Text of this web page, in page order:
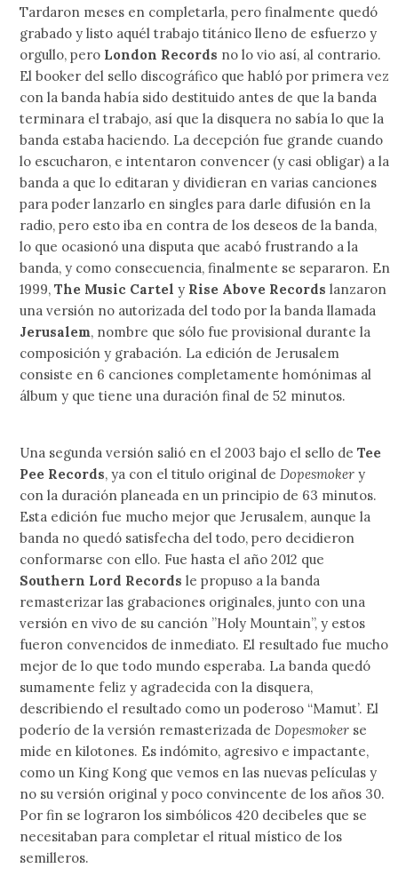
Tardaron meses en completarla, pero finalmente quedó
grabado y listo aquél trabajo titánico lleno de esfuerzo y
orgullo, pero London Records no lo vio así, al contrario.
El booker del sello discográfico que habló por primera vez
con la banda había sido destituido antes de que la banda
terminara el trabajo, así que la disquera no sabía lo que la
banda estaba haciendo. La decepción fue grande cuando
lo escucharon, e intentaron convencer (y casi obligar) a la
banda a que lo editaran y dividieran en varias canciones
para poder lanzarlo en singles para darle difusión en la
radio, pero esto iba en contra de los deseos de la banda,
lo que ocasionó una disputa que acabó frustrando a la
banda, y como consecuencia, finalmente se separaron. En
1999, The Music Cartel y Rise Above Records lanzaron
una versión no autorizada del todo por la banda llamada
Jerusalem, nombre que sólo fue provisional durante la
composición y grabación. La edición de Jerusalem
consiste en 6 canciones completamente homónimas al
álbum y que tiene una duración final de 52 minutos.
Una segunda versión salió en el 2003 bajo el sello deTee
Pee Records, ya con el titulo original deDopesmoker y
con la duración planeada en un principio de 63 minutos.
Esta edición fue mucho mejor que Jerusalem, aunque la
banda no quedó satisfecha del todo, pero decidieron
conformarse con ello. Fue hasta el año 2012 que
Southern Lord Records le propuso a la banda
remasterizar las grabaciones originales, junto con una
versión en vivo de su canción ”Holy Mountain”, y estos
fueron convencidos de inmediato. El resultado fue mucho
mejor de lo que todo mundo esperaba. La banda quedó
sumamente feliz y agradecida con la disquera,
describiendo el resultado como un poderoso “Mamut’. El
poderío de la versión remasterizada deDopesmoker se
mide en kilotones. Es indómito, agresivo e impactante,
como un King Kong que vemos en las nuevas películas y
no su versión original y poco convincente de los años 30.
Por fin se lograron los simbólicos 420 decibeles que se
necesitaban para completar el ritual místico de los
semilleros.